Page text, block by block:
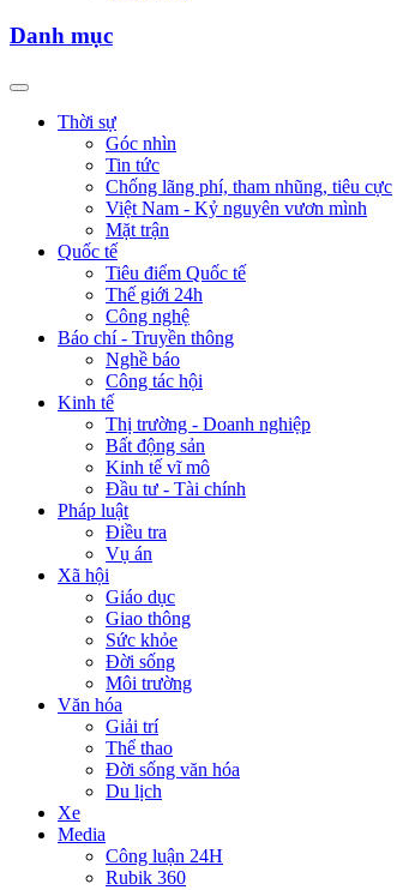
Danh mục
Thời sự
Góc nhìn
Tin tức
Chống lãng phí, tham nhũng, tiêu cực
Việt Nam - Kỷ nguyên vươn mình
Mặt trận
Quốc tế
Tiêu điểm Quốc tế
Thế giới 24h
Công nghệ
Báo chí - Truyền thông
Nghề báo
Công tác hội
Kinh tế
Thị trường - Doanh nghiệp
Bất động sản
Kinh tế vĩ mô
Đầu tư - Tài chính
Pháp luật
Điều tra
Vụ án
Xã hội
Giáo dục
Giao thông
Sức khỏe
Đời sống
Môi trường
Văn hóa
Giải trí
Thể thao
Đời sống văn hóa
Du lịch
Xe
Media
Công luận 24H
Rubik 360